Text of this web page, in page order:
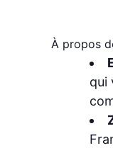
À propos
qui